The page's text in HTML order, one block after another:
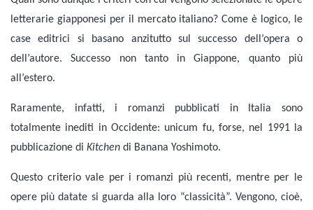
letterarie giapponesi per il mercato italiano? Come è logico, le
case editrici si basano anzitutto sul successo dell’opera o
dell’autore. Successo non tanto in Giappone, quanto più
all’estero.
Raramente, infatti, i romanzi pubblicati in Italia sono
totalmente inediti in Occidente: unicum fu, forse, nel 1991 la
pubblicazione di Kitchen di Banana Yoshimoto.
Questo criterio vale per i romanzi più recenti, mentre per le
opere più datate si guarda alla loro “classicità”. Vengono, cioè,